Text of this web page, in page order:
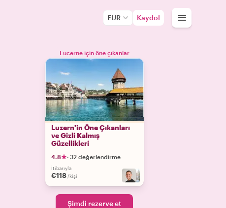
EUR Kaydol
Lucerne için öne çıkanlar
Luzern'in Öne Çıkanları
ve Gizli Kalmış
Güzellikleri
4.8 · 32 değerlendirme
İtibarıyla
€118 /kişi
Şimdi rezerve et